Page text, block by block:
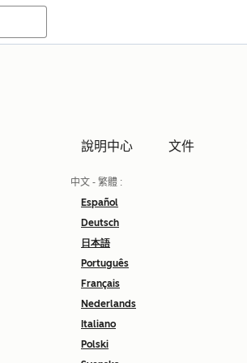
說明中心 文件
中文 - 繁體 :
Español
Deutsch
日本語
Português
Français
Nederlands
Italiano
Polski